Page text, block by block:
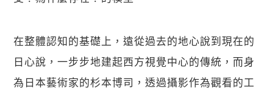
在整體認知的基礎上，遠從過去的地心說到現在的
日心說，一步步地建起西方視覺中心的傳統，而身
為日本藝術家的杉本博司，透過攝影作為觀看的工